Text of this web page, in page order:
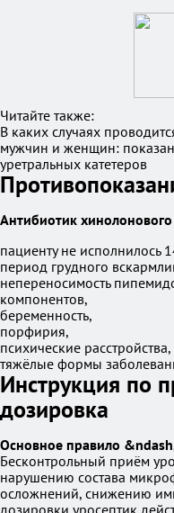
Читайте также:
В каких случаях
мужчин и женщин:
уретральных катетеров
Антибиотик
пациенту не исполнилось
период грудного
непереносимость
компонентов,
беременность,
порфирия,
психические расстройства,
тяжёлые формы
Инструкция по
дозировка
Основное правило
Бесконтрольный приём
нарушению состава
осложнений, снижению
дозировки уросептик